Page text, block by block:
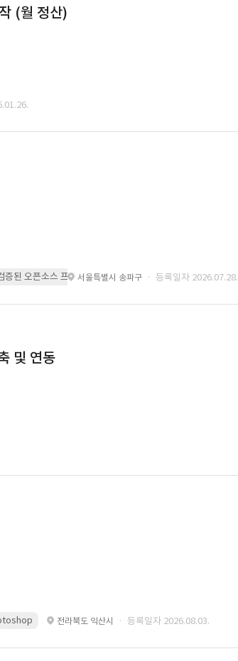
(월 정산)
된 오픈소스 프레임워크를 기반으로 시스템을 구축
서울특별시 송파구 · 등록일자 2026.07.28.
및 연동
전라북도 익산시 · 등록일자 2026.08.03.